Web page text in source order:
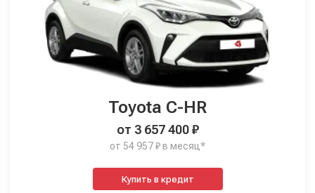
Toyota C-HR
от 3 657 400 ₽
от 54 957 ₽ в месяц*
Купить в кредит